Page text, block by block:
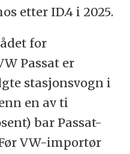
etter ID.4 i 2025.
for
Passat er
stasjonsvogn i
en av ti
bar Passat-
VW-importør